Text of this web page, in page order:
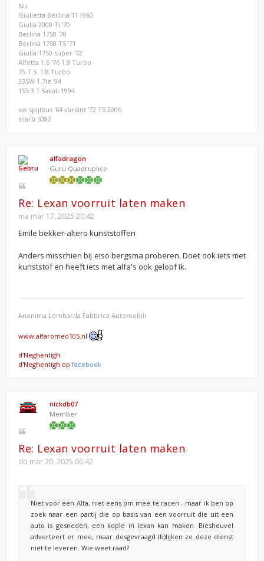
Nu:
Giulietta Berlina TI 1960
Giulia 2000 Ti '70
Berlina 1750 '70
Berlina 1750 TS '71
Giulia 1750 super '72
Alfetta 1.6 '76 1.8 Turbo
75 T.S. 1.8 Turbo
33SW 1.7ie '94
155 3.1 Savali 1994
vw spijlbus '64 variant '72 T5 2006
scarb 5082
alfadragon
Guru Quadruplice
Re: Lexan voorruit laten maken
ma mar 17, 2025 20:42
Emile bekker-altero kunststoffen
Anders misschien bij eiso bergsma proberen. Doet ook iets met
kunststof en heeft iets met alfa's ook geloof ik.
Anonima Lombarda Fabbrica Automobili
www.alfaromeo105.nl
d'Neghentigh
d'Neghentigh op facebook
nickdb07
Member
Re: Lexan voorruit laten maken
do mar 20, 2025 06:42
Niet voor een Alfa, niet eens om mee te racen - maar ik ben op
zoek naar een partij die op basis van een voorruit die uit een
auto is gesneden, een kopie in lexan kan maken. Biesheuvel
adverteert er mee, maar desgevraagd (b)lijken ze deze dienst
niet te leveren. Wie weet raad?